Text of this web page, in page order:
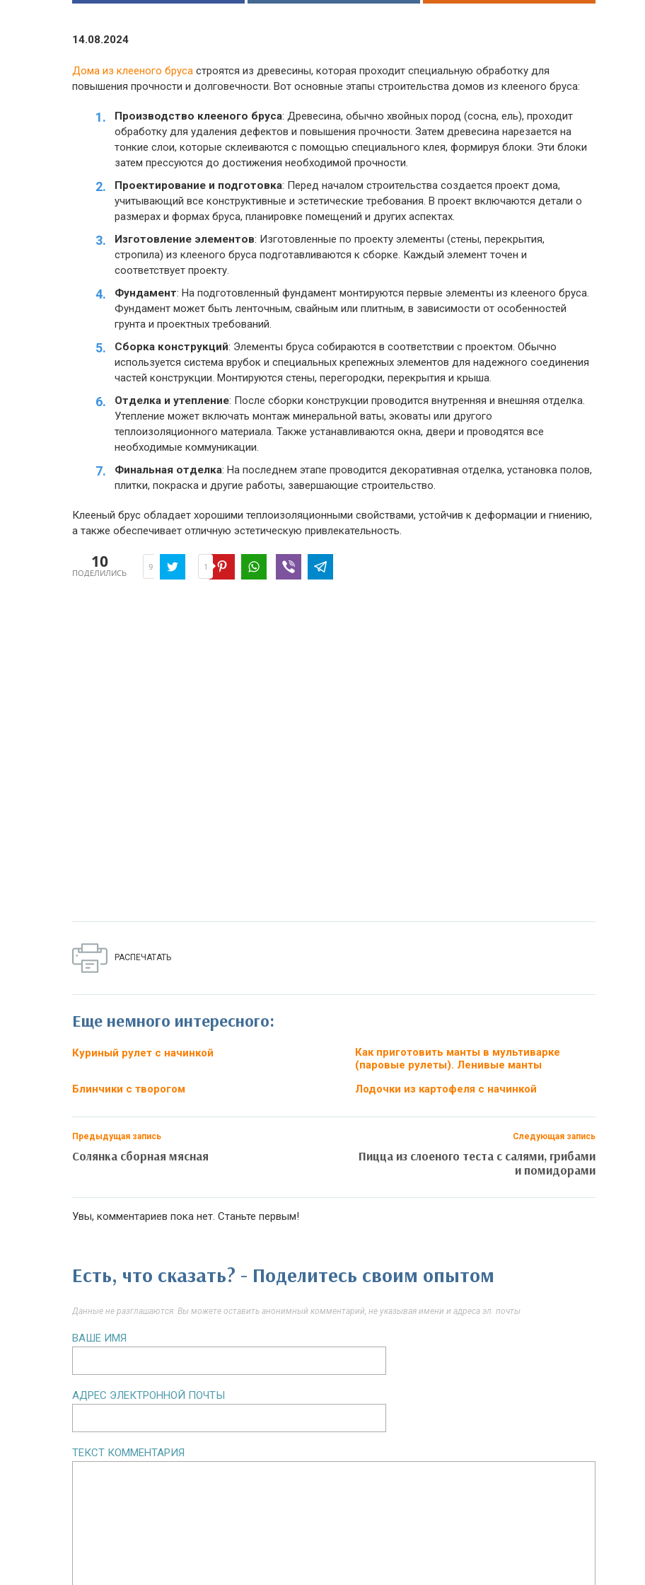
14.08.2024
Дома из клееного бруса строятся из древесины, которая проходит специальную обработку для
повышения прочности и долговечности. Вот основные этапы строительства домов из клееного бруса:
Производство клееного бруса: Древесина, обычно хвойных пород (сосна, ель), проходит
обработку для удаления дефектов и повышения прочности. Затем древесина нарезается на
тонкие слои, которые склеиваются с помощью специального клея, формируя блоки. Эти блоки
затем прессуются до достижения необходимой прочности.
Проектирование и подготовка: Перед началом строительства создается проект дома,
учитывающий все конструктивные и эстетические требования. В проект включаются детали о
размерах и формах бруса, планировке помещений и других аспектах.
Изготовление элементов: Изготовленные по проекту элементы (стены, перекрытия,
стропила) из клееного бруса подготавливаются к сборке. Каждый элемент точен и
соответствует проекту.
Фундамент: На подготовленный фундамент монтируются первые элементы из клееного бруса.
Фундамент может быть ленточным, свайным или плитным, в зависимости от особенностей
грунта и проектных требований.
Сборка конструкций: Элементы бруса собираются в соответствии с проектом. Обычно
используется система врубок и специальных крепежных элементов для надежного соединения
частей конструкции. Монтируются стены, перегородки, перекрытия и крыша.
Отделка и утепление: После сборки конструкции проводится внутренняя и внешняя отделка.
Утепление может включать монтаж минеральной ваты, эковаты или другого
теплоизоляционного материала. Также устанавливаются окна, двери и проводятся все
необходимые коммуникации.
Финальная отделка: На последнем этапе проводится декоративная отделка, установка полов,
плитки, покраска и другие работы, завершающие строительство.
Клееный брус обладает хорошими теплоизоляционными свойствами, устойчив к деформации и гниению,
а также обеспечивает отличную эстетическую привлекательность.
10
ПОДЕЛИЛИСЬ
9 1
РАСПЕЧАТАТЬ
Еще немного интересного:
Куриный рулет с начинкой
Как приготовить манты в мультиварке
(паровые рулеты). Ленивые манты
Блинчики с творогом
Лодочки из картофеля с начинкой
Предыдущая запись
Солянка сборная мясная
Следующая запись
Пицца из слоеного теста с салями, грибами
и помидорами
Увы, комментариев пока нет. Станьте первым!
Есть, что сказать? - Поделитесь своим опытом
Данные не разглашаются. Вы можете оставить анонимный комментарий, не указывая имени и адреса эл. почты
ВАШЕ ИМЯ
АДРЕС ЭЛЕКТРОННОЙ ПОЧТЫ
ТЕКСТ КОММЕНТАРИЯ